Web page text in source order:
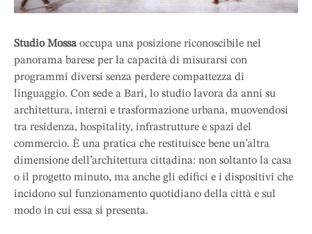
Studio Mossaoccupa una posizione riconoscibile nel
panorama barese per la capacità di misurarsi con
programmi diversi senza perdere compattezza di
linguaggio. Con sede a Bari, lo studio lavora da anni su
architettura, interni e trasformazione urbana, muovendosi
tra residenza, hospitality, infrastrutture e spazi del
commercio. È una pratica che restituisce bene un’altra
dimensione dell’architettura cittadina: non soltanto la casa
o il progetto minuto, ma anche gli edifici e i dispositivi che
incidono sul funzionamento quotidiano della città e sul
modo in cui essa si presenta.